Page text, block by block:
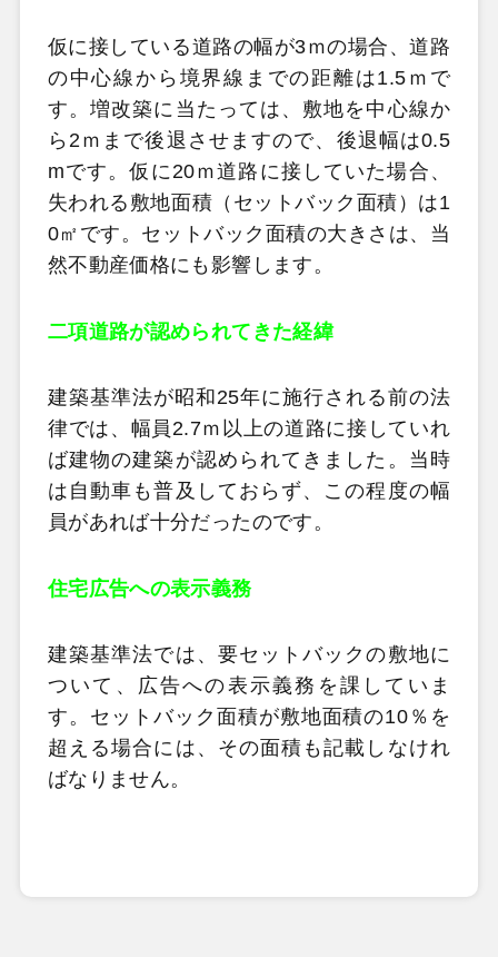
仮に接している道路の幅が3ｍの場合、道路
の中心線から境界線までの距離は1.5ｍで
す。増改築に当たっては、敷地を中心線か
ら2ｍまで後退させますので、後退幅は0.5
mです。仮に20ｍ道路に接していた場合、
失われる敷地面積（セットバック面積）は1
0㎡です。セットバック面積の大きさは、当
然不動産価格にも影響します。
二項道路が認められてきた経緯
建築基準法が昭和25年に施行される前の法
律では、幅員2.7ｍ以上の道路に接していれ
ば建物の建築が認められてきました。当時
は自動車も普及しておらず、この程度の幅
員があれば十分だったのです。
住宅広告への表示義務
建築基準法では、要セットバックの敷地に
ついて、広告への表示義務を課していま
す。セットバック面積が敷地面積の10％を
超える場合には、その面積も記載しなけれ
ばなりません。